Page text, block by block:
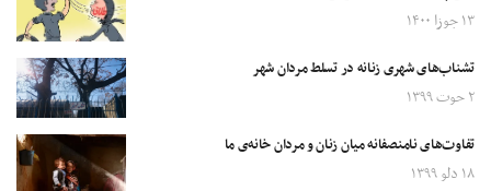
۱۳ جوزا ۱۴۰۰
تشناب‌های شهری زنانه در تسلط مردان شهر
۲ حوت ۱۳۹۹
تفاوت‌های نامنصفانه میان زنان و مردان خانه‌ی ما
۱۸ دلو ۱۳۹۹